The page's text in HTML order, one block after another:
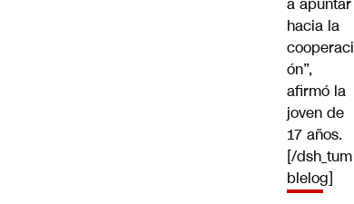
hacia la
cooperaci
ón”,
afirmó la
joven de
17 años.
[/dsh_tum
blelog]